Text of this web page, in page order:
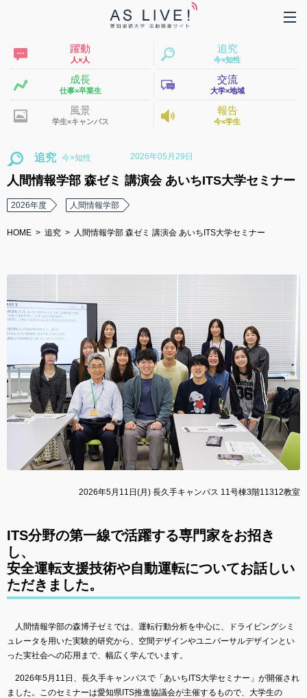
躍動
人×人
追究
今×知性
成長
仕事×卒業生
交流
大学×地域
風景
学生×キャンパス
報告
今×学生
追究 2026年05月29日
人間情報学部 森ゼミ 講演会 あいちITS大学セミナー
2026年度 人間情報学部
HOME 追究 人間情報学部 森ゼミ 講演会 あいちITS大学セミナー
2026年5月11日(月) 長久手キャンパス 11号棟3階11312教室
ITS分野の第一線で活躍する専門家をお招き
し、
安全運転支援技術や自動運転についてお話しい
ただきました。
⼈間情報学部の森博子ゼミでは、運転行動分析を中心に、ドライビングシミ
ュレータを用いた実験的研究から、空間デザインやユニバーサルデザインとい
った実社会への応用まで、幅広く学んでいます。
2026年5月11日、長久手キャンパスで「あいちITS大学セミナー」が開催され
ました。このセミナーは愛知県ITS推進協議会が主催するもので、大学生の